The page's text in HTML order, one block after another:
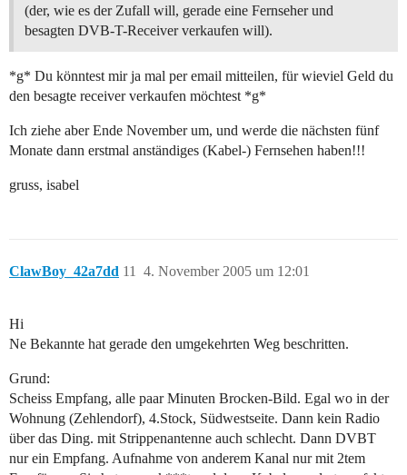
(der, wie es der Zufall will, gerade eine Fernseher und
besagten DVB-T-Receiver verkaufen will).
*g* Du könntest mir ja mal per email mitteilen, für wieviel Geld du
den besagte receiver verkaufen möchtest *g*
Ich ziehe aber Ende November um, und werde die nächsten fünf
Monate dann erstmal anständiges (Kabel-) Fernsehen haben!!!
gruss, isabel
ClawBoy_42a7dd 4. November 2005 um 12:01
11
Hi
Ne Bekannte hat gerade den umgekehrten Weg beschritten.
Grund:
Scheiss Empfang, alle paar Minuten Brocken-Bild. Egal wo in der
Wohnung (Zehlendorf), 4.Stock, Südwestseite. Dann kein Radio
über das Ding. mit Strippenantenne auch schlecht. Dann DVBT
nur ein Empfang. Aufnahme von anderem Kanal nur mit 2tem